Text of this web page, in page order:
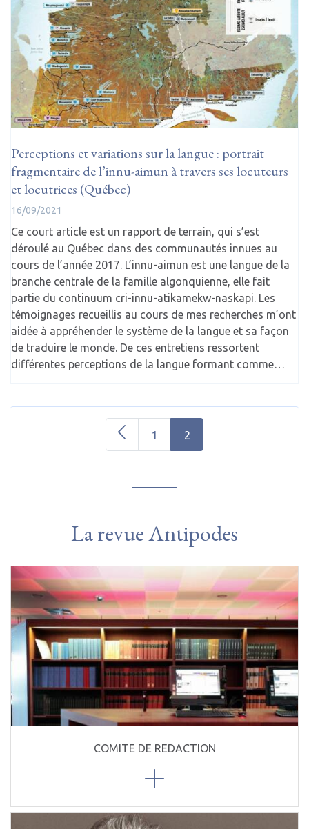
Perceptions et variations sur la langue : portrait
fragmentaire de l’innu-aimun à travers ses locuteurs
et locutrices (Québec)
16/09/2021
Ce court article est un rapport de terrain, qui s’est
déroulé au Québec dans des communautés innues au
cours de l’année 2017. L’innu-aimun est une langue de la
branche centrale de la famille algonquienne, elle fait
partie du continuum cri-innu-atikamekw-naskapi. Les
témoignages recueillis au cours de mes recherches m’ont
aidée à appréhender le système de la langue et sa façon
de traduire le monde. De ces entretiens ressortent
différentes perceptions de la langue formant comme…
1 2
La revue Antipodes
COMITE DE REDACTION